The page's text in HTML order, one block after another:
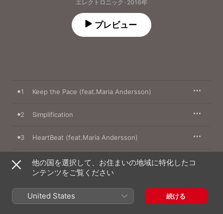
エレクトロニック · 2016年
プレビュー
1 Keep the Pace (feat.Maria Andersson)
2 Simplification
3 HeartBeat (feat.Maria Andersson)
4 Align
6 Shadow
他の国を選択して、お住まいの地域に特化したコ
ンテンツをご覧ください
United States 続ける